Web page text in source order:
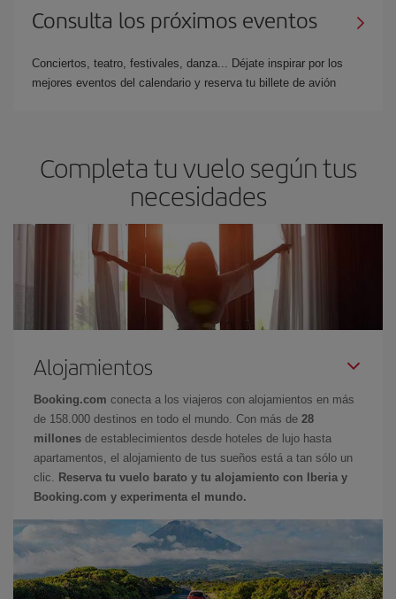
Consulta los próximos eventos
Conciertos, teatro, festivales, danza... Déjate inspirar por los
mejores eventos del calendario y reserva tu billete de avión
Completa tu vuelo según tus
necesidades
Alojamientos
Booking.com conecta a los viajeros con alojamientos en más
de 158.000 destinos en todo el mundo. Con más de 28
millones de establecimientos desde hoteles de lujo hasta
apartamentos, el alojamiento de tus sueños está a tan sólo un
clic.
Reserva tu vuelo barato y tu alojamiento con Iberia y
Booking.com y experimenta el mundo.